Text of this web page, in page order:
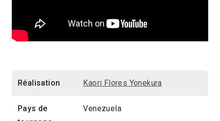
Réalisation Kaori Flores Yonekura
Pays de
Venezuela